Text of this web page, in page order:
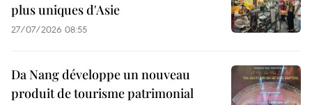
plus uniques d'Asie
27/07/2026 08:55
Da Nang développe un nouveau
produit de tourisme patrimonial